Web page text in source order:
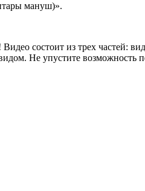
мануш)».
состоит из трех частей:
Не упустите возможность